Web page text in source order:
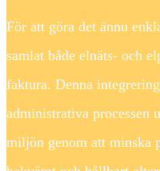
För att göra det ännu
samlat både elnäts- och
faktura. Denna
administrativa processen
miljön genom att minska